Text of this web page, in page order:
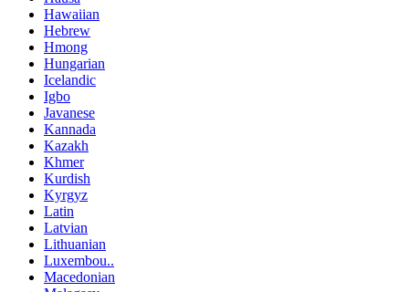
Hawaiian
Hebrew
Hmong
Hungarian
Icelandic
Igbo
Javanese
Kannada
Kazakh
Khmer
Kurdish
Kyrgyz
Latin
Latvian
Lithuanian
Luxembou..
Macedonian